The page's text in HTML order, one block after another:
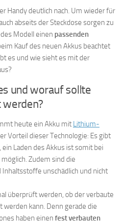
Handy deutlich nach. Um wieder für
abseits der Steckdose sorgen zu
Modell einen passenden
Kauf des neuen Akkus beachtet
es und wie sieht es mit der
und worauf sollte
werden?
heute ein Akku mit Lithium-
Vorteil dieser Technologie: Es gibt
ein Laden des Akkus ist somit bei
Zudem sind die
unschädlich und nicht
überprüft werden, ob der verbaute
werden kann. Denn gerade die
haben einen fest verbauten